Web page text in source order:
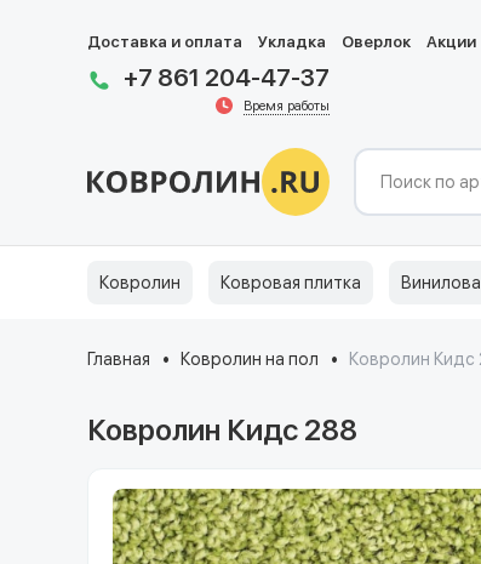
Доставка и оплата Укладка Оверлок Акции
+7 861 204-47-37
Время работы
Ковролин Ковровая плитка
Главная Ковролин на пол Ковролин Кидс
Ковролин Кидс 288